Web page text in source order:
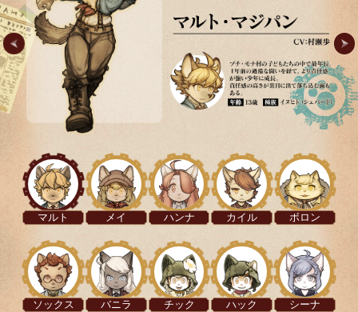
マルト メイ ハンナ カイル ボロン
ソックス バニラ チック ハック シーナ